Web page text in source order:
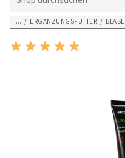
... / ERGÄNZUNGSFUTTER / BLASE